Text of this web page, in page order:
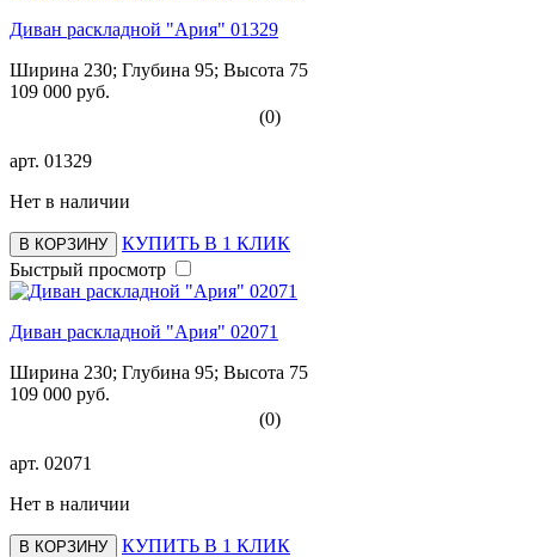
Диван раскладной "Ария" 01329
Ширина 230; Глубина 95; Высота 75
109 000 руб.
(0)
арт. 01329
Нет в наличии
В КОРЗИНУ
КУПИТЬ В 1 КЛИК
Быстрый просмотр
Диван раскладной "Ария" 02071
Ширина 230; Глубина 95; Высота 75
109 000 руб.
(0)
арт. 02071
Нет в наличии
В КОРЗИНУ
КУПИТЬ В 1 КЛИК